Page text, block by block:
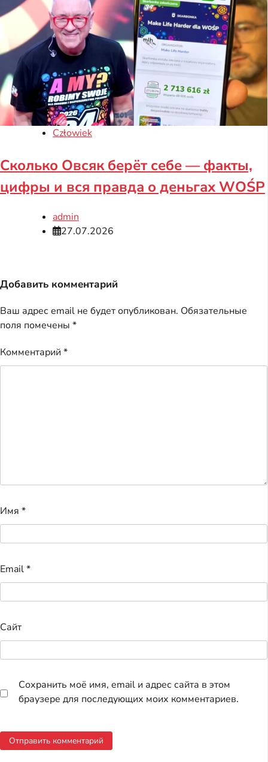
Człowiek
Сколько Овсяк берёт себе — факты,
цифры и вся правда о деньгах WOŚP
admin
27.07.2026
Добавить комментарий
Ваш адрес email не будет опубликован. Обязательные
поля помечены *
Комментарий *
Имя *
Email*
Сайт
Сохранить моё имя, email и адрес сайта в этом
браузере для последующих моих комментариев.